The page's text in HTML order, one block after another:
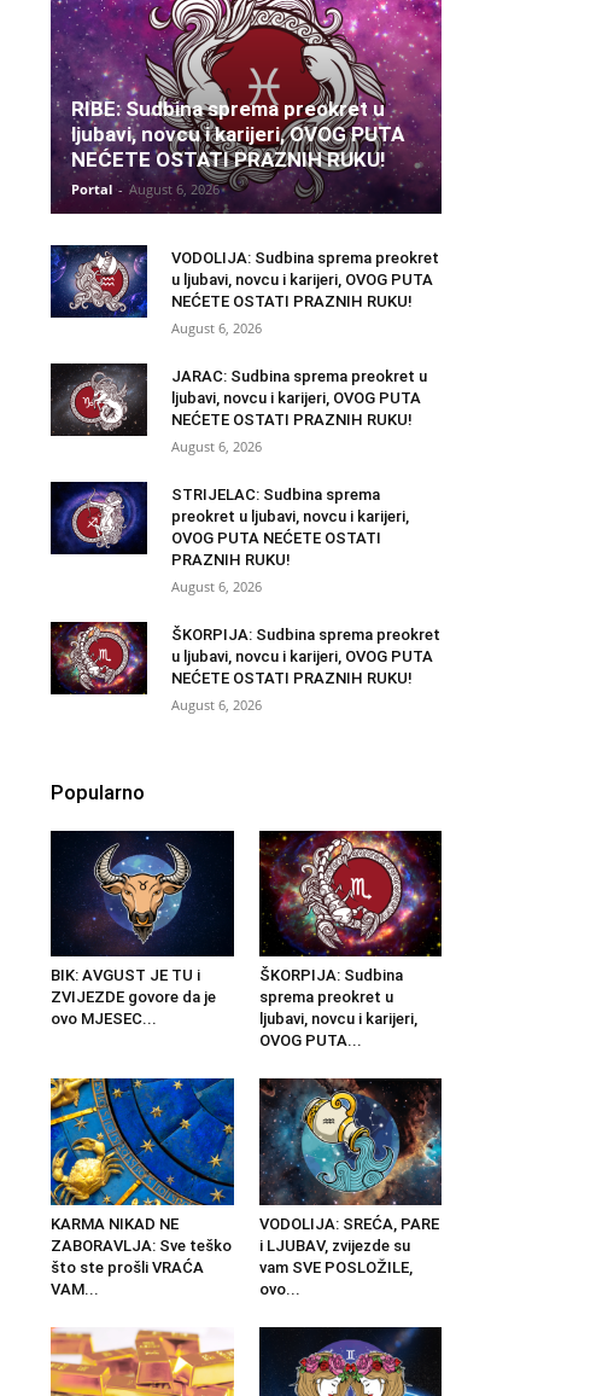
RIBE: Sudbina sprema preokret u
ljubavi, novcu i karijeri, OVOG PUTA
NEĆETE OSTATI PRAZNIH RUKU!
Portal - August 6, 2026
VODOLIJA: Sudbina sprema preokret
u ljubavi, novcu i karijeri, OVOG PUTA
NEĆETE OSTATI PRAZNIH RUKU!
August 6, 2026
JARAC: Sudbina sprema preokret u
ljubavi, novcu i karijeri, OVOG PUTA
NEĆETE OSTATI PRAZNIH RUKU!
August 6, 2026
STRIJELAC: Sudbina sprema
preokret u ljubavi, novcu i karijeri,
OVOG PUTA NEĆETE OSTATI
PRAZNIH RUKU!
August 6, 2026
ŠKORPIJA: Sudbina sprema preokret
u ljubavi, novcu i karijeri, OVOG PUTA
NEĆETE OSTATI PRAZNIH RUKU!
August 6, 2026
Popularno
BIK: AVGUST JE TU i
ZVIJEZDE govore da je
ovo MJESEC...
ŠKORPIJA: Sudbina
sprema preokret u
ljubavi, novcu i karijeri,
OVOG PUTA...
KARMA NIKAD NE
ZABORAVLJA: Sve teško
što ste prošli VRAĆA
VAM...
VODOLIJA: SREĆA, PARE
i LJUBAV, zvijezde su
vam SVE POSLOŽILE,
ovo...